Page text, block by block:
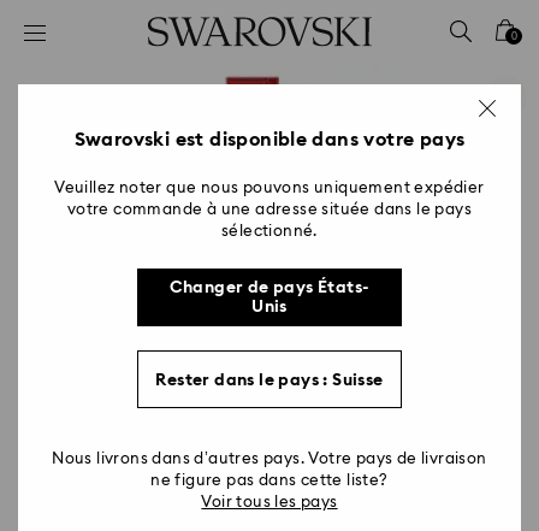
Accesskeys list
2 - Footer
0
Swarovski est disponible dans votre pays
Veuillez noter que nous pouvons uniquement expédier
votre commande à une adresse située dans le pays
sélectionné.
Changer de pays États-
Unis
Rester dans le pays : Suisse
Nous livrons dans d’autres pays. Votre pays de livraison
ne figure pas dans cette liste?
Voir tous les pays